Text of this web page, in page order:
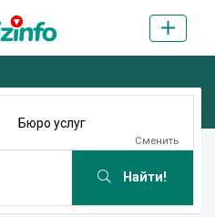
Бюро услуг
Сменить
Найти!